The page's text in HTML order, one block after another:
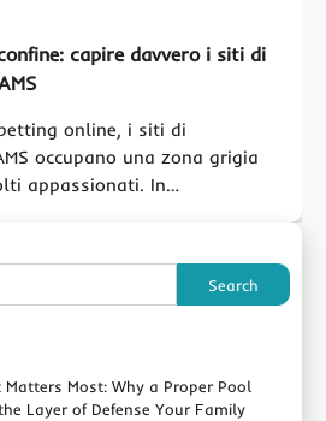
capire davvero i siti di
online, i siti di
occupano una zona grigia
appassionati. In…
Search
Most: Why a Proper Pool
Layer of Defense Your Family